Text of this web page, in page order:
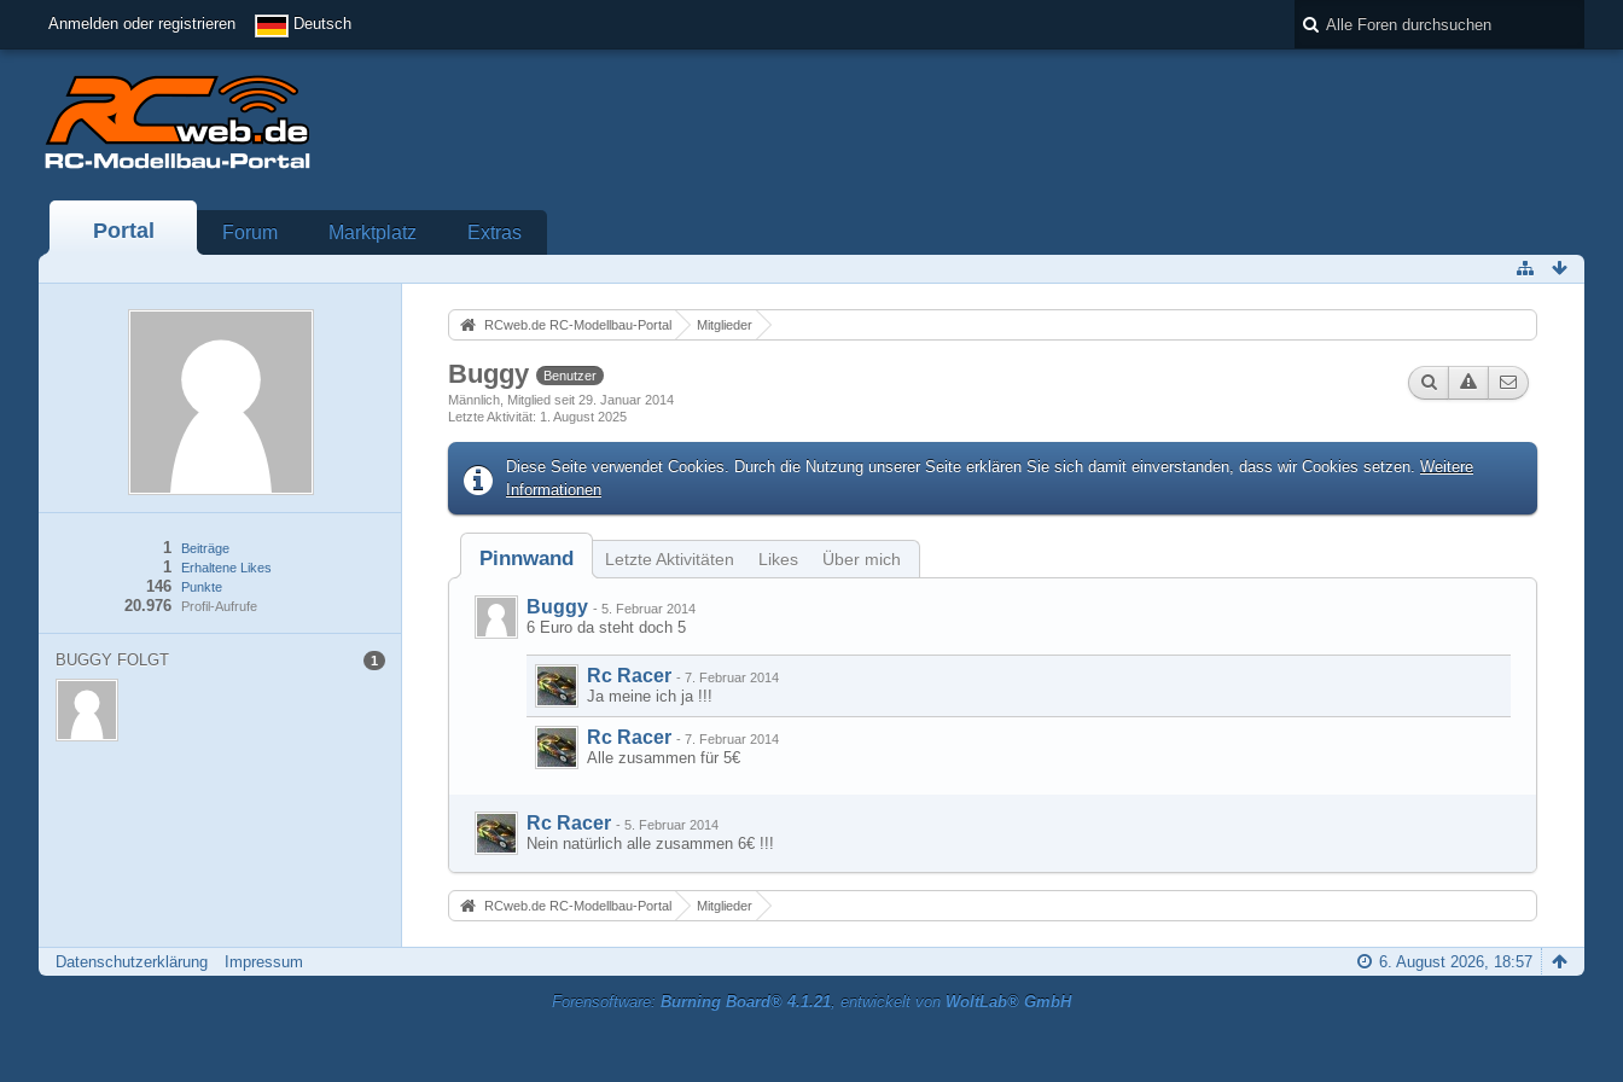
Anmelden oder registrieren Deutsch
Portal Forum Marktplatz Extras
Beiträge
1
Erhaltene Likes
1
Punkte
146
Profil-Aufrufe
20.976
BUGGY FOLGT 1
RCweb.de RC-Modellbau-Portal Mitglieder
Buggy
Benutzer
Männlich Mitglied seit 29. Januar 2014
Letzte Aktivität 1. August 2025
Diese Seite verwendet Cookies. Durch die Nutzung unserer Seite erklären Sie sich damit einverstanden, dass wir Cookies setzen. Weitere
Informationen
Pinnwand Letzte Aktivitäten Likes Über mich
Buggy - 5. Februar 2014
6 Euro da steht doch 5
Rc Racer - 7. Februar 2014
Ja meine ich ja !!!
Rc Racer - 7. Februar 2014
Alle zusammen für 5€
Rc Racer - 5. Februar 2014
Nein natürlich alle zusammen 6€ !!!
RCweb.de RC-Modellbau-Portal Mitglieder
Datenschutzerklärung Impressum 6. August 2026, 18:57
Forensoftware: Burning Board® 4.1.21, entwickelt von WoltLab® GmbH